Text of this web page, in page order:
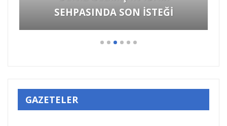
GAZETELER